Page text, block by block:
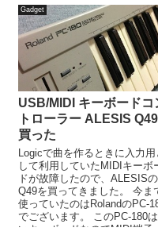
Gadget
USB/MIDI キーボードコ
トローラー ALESIS
買った
Logicで曲を作るときに入力用
して利用していたMIDIキーボ
ドが故障したので、ALESISの
Q49を買ってきました。 今ま
使っていたのはRolandのPC-
でございます。 このPC-180
いキーボードなのでMIDI端子